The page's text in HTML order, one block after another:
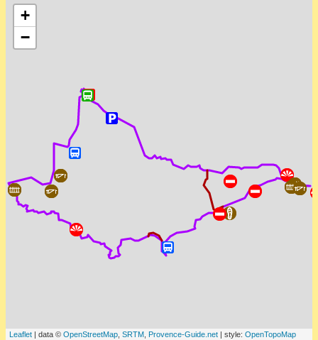
+
−
Leaflet | data © OpenStreetMap SRTM Provence-Guide.net | style: OpenTopoMap